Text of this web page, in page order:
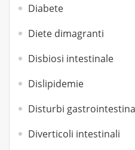
Diabete
Diete dimagranti
Disbiosi intestinale
Dislipidemie
Disturbi
Diverticoli intestinali